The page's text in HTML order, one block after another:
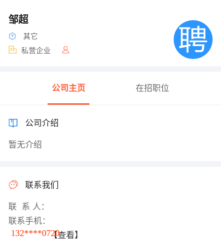
邹超
其它
私营企业
公司主页 在招职位
公司介绍
暂无介绍
联系我们
联 系 人：
联系手机：
132****0720【查看】